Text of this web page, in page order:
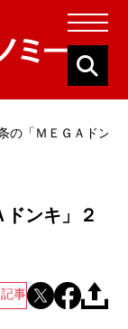
の「ＭＥＧＡドン
ンキ」２
事